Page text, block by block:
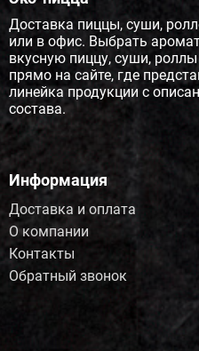
Доставка пиццы, суши,
или в офис. Выбрать
вкусную пиццу, суши,
прямо на сайте, где
линейка продукции с
состава.
Информация
Доставка и оплата
О компании
Контакты
Обратный звонок